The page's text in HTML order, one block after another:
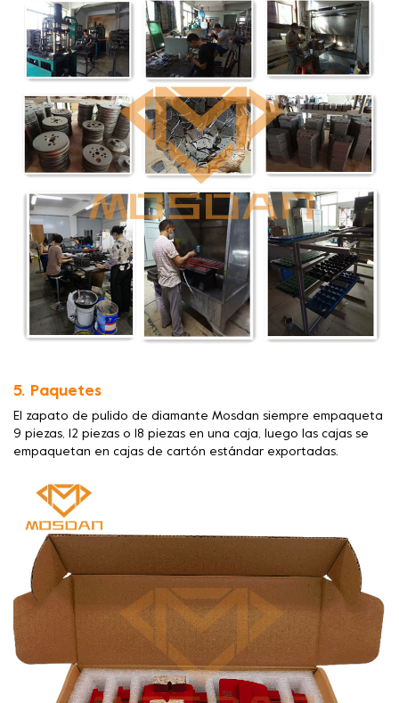
5. Paquetes
El zapato de pulido de diamante Mosdan siempre empaqueta
9 piezas, 12 piezas o 18 piezas en una caja, luego las cajas se
empaquetan en cajas de cartón estándar exportadas.